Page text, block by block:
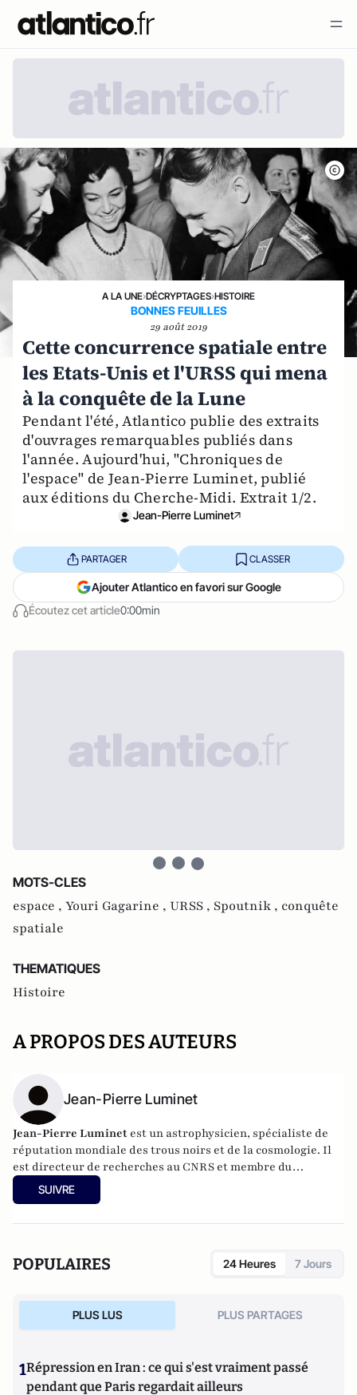
A LA UNE›DÉCRYPTAGES›HISTOIRE
BONNES FEUILLES
29 août 2019
Cette concurrence spatiale entre
les Etats-Unis et l'URSS qui mena
à la conquête de la Lune
Pendant l'été, Atlantico publie des extraits
d'ouvrages remarquables publiés dans
l'année. Aujourd'hui, "Chroniques de
l'espace" de Jean-Pierre Luminet, publié
aux éditions du Cherche-Midi. Extrait 1/2.
Jean-Pierre Luminet
Écoutez cet article0:00min
PARTAGER CLASSER
Ajouter Atlantico en favori sur Google
MOTS-CLES
espace , Youri Gagarine , URSS , Spoutnik , conquête
spatiale
THEMATIQUES
Histoire
A PROPOS DES AUTEURS
Jean-Pierre Luminet
Jean-Pierre Luminet est un astrophysicien, spécialiste de
réputation mondiale des trous noirs et de la cosmologie. Il
est directeur de recherches au CNRS et membre du
Laboratoire Univers et Théorie (LUTH) de l'observatoire
Paris-Meudon. Il est chevalier des Arts et des lettres, et a
SUIVRE
POPULAIRES 24 Heures 7 Jours
PLUS LUS PLUS PARTAGES
1Répression en Iran : ce qui s'est vraiment passé
pendant que Paris regardait ailleurs